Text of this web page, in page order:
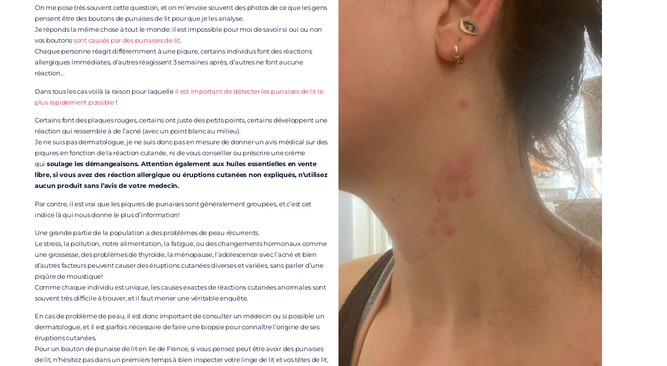
On me pose très souvent cette question, et on m’envoie souvent des photos de ce que les gens
pensent être des boutons de punaises de lit pour que je les analyse.
Je réponds la même chose à tout le monde: il est impossible pour moi de savoir si oui ou non
vos boutonssont causés par des punaises de lit.
Chaque personne réagit différemment à une piqure, certains individus font des réactions
allergiques immédiates, d’autres réagissent 3 semaines après, d’autres ne font aucune
réaction…
Dans tous les cas voilà la raison pour laquelle il est important de détecter les punaises de lit le
plus rapidement possible!
Certains font des plaques rouges, certains ont juste des petits points, certains développent une
réaction qui ressemble à de l’acné (avec un point blanc au milieu).
Je ne suis pas dermatologue, je ne suis donc pas en mesure de donner un avis médical sur des
piqures en fonction de la réaction cutanée, ni de vous conseiller ou préscrire une crème
qui soulage les démangeaisons. Attention également aux huiles essentielles en vente
libre, si vous avez des réaction allergique ou éruptions cutanées non expliqués, n’utilisez
aucun produit sans l’avis de votre medecin.
Par contre, il est vrai que les piqures de punaises sont généralement groupées, et c’est cet
indice là qui nous donne le plus d’information!
Une grande partie de la population a des problèmes de peau récurrents.
Le stress, la pollution, notre alimentation, la fatigue, ou des changements hormonaux comme
une grossesse, des problèmes de thyroïde, la ménopause, l’adolescence avec l’acné et bien
d’autres facteurs peuvent causer des éruptions cutanées diverses et variées, sans parler d’une
piqûre de moustique!
Comme chaque individu est unique, les causes exactes de réactions cutanées anormales sont
souvent très difficile à trouver, et il faut mener une véritable enquête.
En cas de problème de peau, il est donc important de consulter un médecin ou si possible un
dermatologue, et il est parfois nécessaire de faire une biopsie pour connaître l’origine de ses
éruptions cutanées.
Pour un bouton de punaise de lit en Ile de France, si vous pensez peut être avoir des punaises
de lit, n’hésitez pas dans un premiers temps à bien inspecter votre linge de lit et vos têtes de lit,